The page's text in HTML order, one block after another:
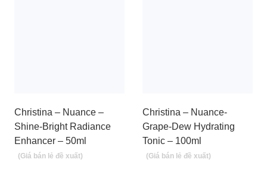
Christina – Nuance –
Shine-Bright Radiance
Enhancer – 50ml
Christina – Nuance-
Grape-Dew Hydrating
Tonic – 100ml